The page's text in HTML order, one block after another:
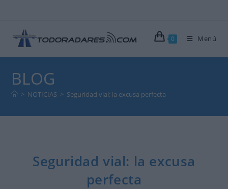
contenido
0 Menú
BLOG
> NOTICIAS > Seguridad vial: la excusa perfecta
Seguridad vial: la excusa
perfecta